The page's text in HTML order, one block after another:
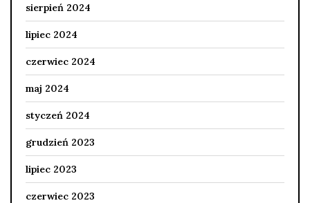
sierpień 2024
lipiec 2024
czerwiec 2024
maj 2024
styczeń 2024
grudzień 2023
lipiec 2023
czerwiec 2023